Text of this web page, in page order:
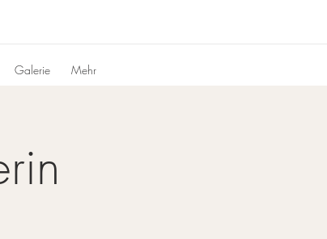
Galerie Mehr